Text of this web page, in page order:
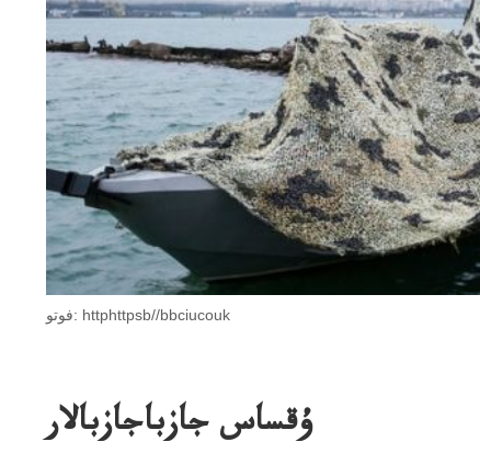
فوتو: httphttpsb//bbciucouk
ۇقساس جازباجازبالار